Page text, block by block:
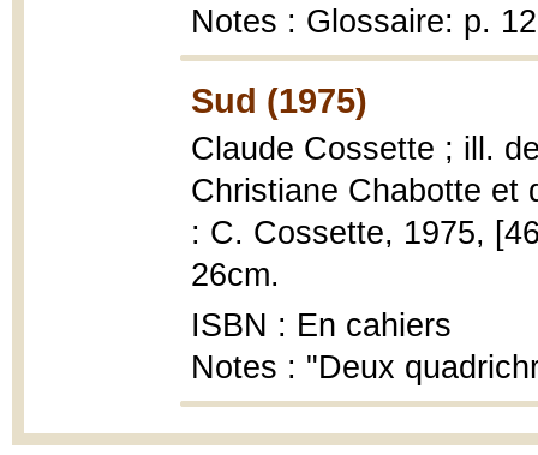
Notes : Glossaire: p.
Sud (1975)
Claude Cossette ; ill.
Christiane Chabotte et
: C. Cossette, 1975,
26cm.
ISBN : En cahiers
Notes : "Deux